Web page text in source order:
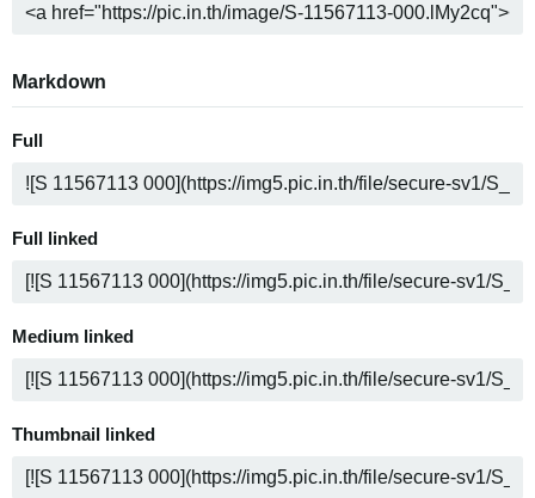
Markdown
Full
Full linked
Medium linked
Thumbnail linked